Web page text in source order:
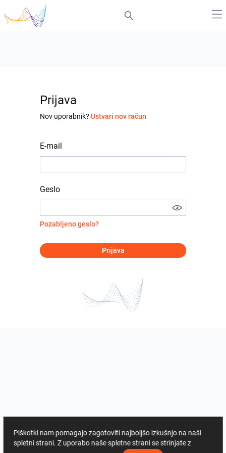
Prijava
Nov uporabnik? Ustvari nov račun
E-mail
Geslo
Pozabljeno geslo?
Prijava
Piškotki nam pomagajo zagotoviti najboljšo izkušnjo na naši
spletni strani. Z uporabo naše spletne strani se strinjate z